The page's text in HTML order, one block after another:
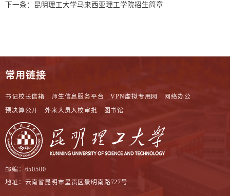
下一条：
昆明理工大学马来西亚理工学院招生简章
常用链接
书记校长信箱 师生信息服务平台 VPN虚拟专用网
网络办公
预决算公开
外来人员入校审批 图书馆
邮编：650500
地址：云南省昆明市呈贡区景明南路727号